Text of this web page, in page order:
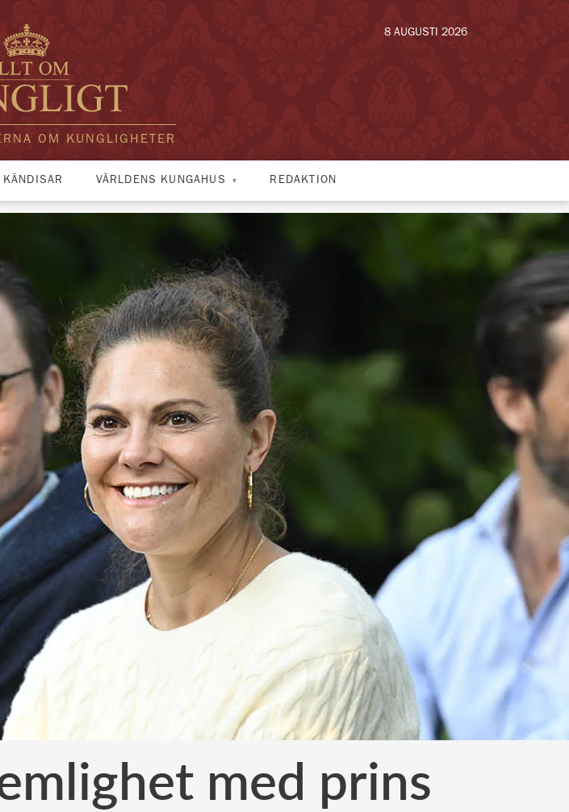
OM KUNGLIGHETER
8 AUGUSTI 2026
KÄNDISAR VÄRLDENS KUNGAHUS REDAKTION
med prins